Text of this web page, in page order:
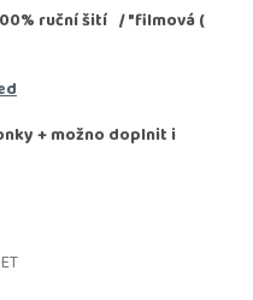
ruční šití / "filmová (
+ možno doplnit i